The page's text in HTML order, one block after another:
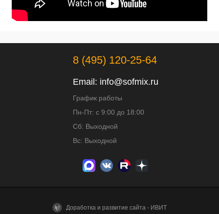
8 (495) 120-25-64
Email: info@sofmix.ru
График работы
Пн-Пт: с 9:00 до 18:00
Сб: Выходной
Вс: Выходной
Доработка и развитие сайта - ИВИТ